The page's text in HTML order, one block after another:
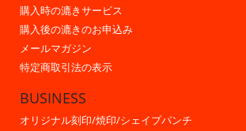
購入時の漉きサービス
購入後の漉きのお申込み
メールマガジン
特定商取引法の表示
BUSINESS
オリジナル刻印/焼印/シェイプパンチ